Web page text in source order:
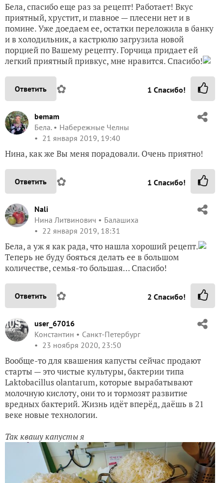
Бела, спасибо еще раз за рецепт! Работает! Вкус
приятный, хрустит, и главное — плесени нет и в
помине. Уже доедаем ее, остатки переложила в банку
и в холодильник, а кастрюлю загрузила новой
порцией по Вашему рецепту. Горчица придает ей
легкий приятный привкус, мне нравится. Спасибо!
Ответить ✿ 1 Спасибо!
bemam
Бела.
Набережные Челны
21 января 2019, 19:40
Нина, как же Вы меня порадовали. Очень приятно!
Ответить ✿ 1 Спасибо!
Nali
Нина Литвинович
Балашиха
22 января 2019, 18:31
Бела, а уж я как рада, что нашла хороший рецепт.
Теперь не буду бояться делать ее в большом
количестве, семья-то большая… Спасибо!
Ответить ✿ 2 Спасибо!
user_67016
Константин
Санкт-Петербург
23 ноября 2020, 23:50
Вообще-то для квашения капусты сейчас продают
старты — это чистые культуры, бактерии типа
Laktobacillus olantarum, которые вырабатывают
молочную кислоту, они то и тормозят развитие
вредных бактерий. Жизнь идёт вперёд, даёшь в 21
веке новые технологии.
Так квашу капусты я